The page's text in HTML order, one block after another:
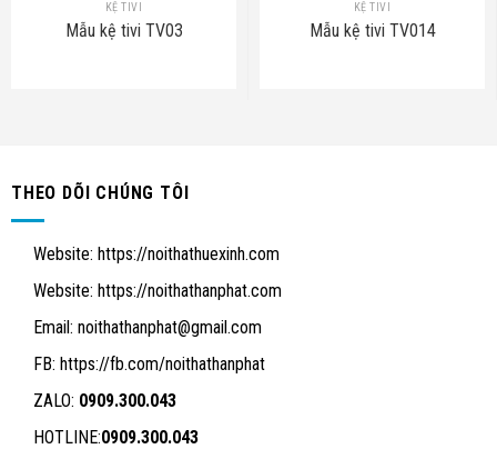
KỆ TIVI
Mẫu kệ tivi TV03
KỆ TIVI
Mẫu kệ tivi TV014
THEO DÕI CHÚNG TÔI
Website: https://noithathuexinh.com
Website: https://noithathanphat.com
Email: noithathanphat@gmail.com
FB: https://fb.com/noithathanphat
ZALO: 0909.300.043
HOTLINE:0909.300.043